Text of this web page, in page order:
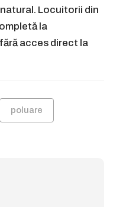
Locuitorii din
la
acces direct la
poluare